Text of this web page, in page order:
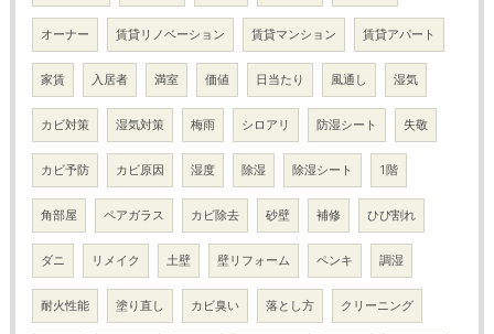
オーナー 賃貸リノベーション 賃貸マンション 賃貸アパート
家賃 入居者 満室 価値 日当たり 風通し 湿気
カビ対策 湿気対策 梅雨 シロアリ 防湿シート 失敬
カビ予防 カビ原因 湿度 除湿 除湿シート 1階
角部屋 ペアガラス カビ除去 砂壁 補修 ひび割れ
ダニ リメイク 土壁 壁リフォーム ペンキ 調湿
耐火性能 塗り直し カビ臭い 落とし方 クリーニング